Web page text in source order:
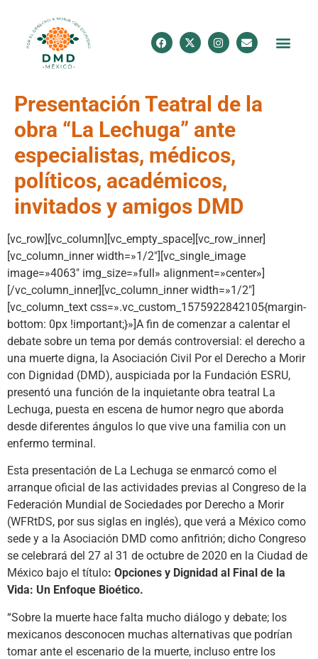
Presentación Teatral de la
obra “La Lechuga” ante
especialistas, médicos,
políticos, académicos,
invitados y amigos DMD
[vc_row][vc_column][vc_empty_space][vc_row_inner]
[vc_column_inner width=»1/2″][vc_single_image
image=»4063″ img_size=»full» alignment=»center»]
[/vc_column_inner][vc_column_inner width=»1/2″]
[vc_column_text css=».vc_custom_1575922842105{margin-
bottom: 0px !important;}»]A fin de comenzar a calentar el
debate sobre un tema por demás controversial: el derecho a
una muerte digna, la Asociación Civil Por el Derecho a Morir
con Dignidad (DMD), auspiciada por la Fundación ESRU,
presentó una función de la inquietante obra teatral La
Lechuga, puesta en escena de humor negro que aborda
desde diferentes ángulos lo que vive una familia con un
enfermo terminal.
Esta presentación de La Lechuga se enmarcó como el
arranque oficial de las actividades previas al Congreso de la
Federación Mundial de Sociedades por Derecho a Morir
(WFRtDS, por sus siglas en inglés), que verá a México como
sede y a la Asociación DMD como anfitrión; dicho Congreso
se celebrará del 27 al 31 de octubre de 2020 en la Ciudad de
México bajo el título: Opciones y Dignidad al Final de la
Vida: Un Enfoque Bioético.
“Sobre la muerte hace falta mucho diálogo y debate; los
mexicanos desconocen muchas alternativas que podrían
tomar ante el escenario de la muerte, incluso entre los